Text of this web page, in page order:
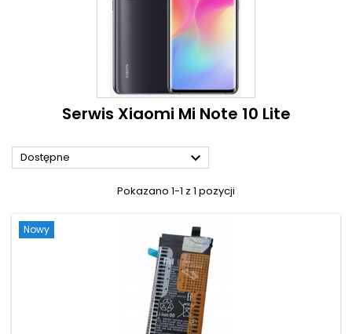
Serwis Xiaomi Mi Note 10 Lite
Dostępne 
Pokazano 1-1 z 1 pozycji
Nowy